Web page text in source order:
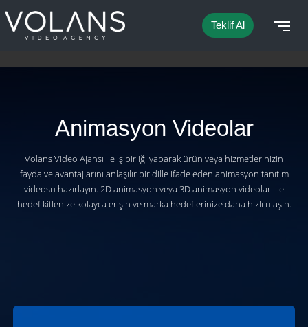
Teklif Al
Animasyon Videolar
Volans Video Ajansı ile iş birliği yaparak ürün veya hizmetlerinizin
fayda ve avantajlarını anlaşılır bir dille ifade eden animasyon tanıtım
videosu hazırlayın. 2D animasyon veya 3D animasyon videoları ile
hedef kitlenize kolayca erişin ve marka hedeflerinize daha hızlı ulaşın.